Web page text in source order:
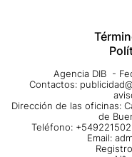
Agencia DIB -
Contactos:
Dirección de las oficinas:
de
Teléfono:
Email: